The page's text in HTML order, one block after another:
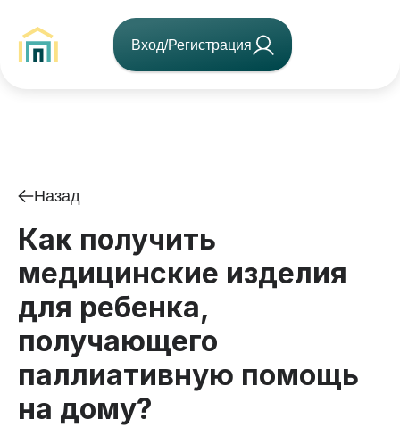
Вход/Регистрация
Назад
Как получить
медицинские изделия
для ребенка,
получающего
паллиативную помощь
на дому?